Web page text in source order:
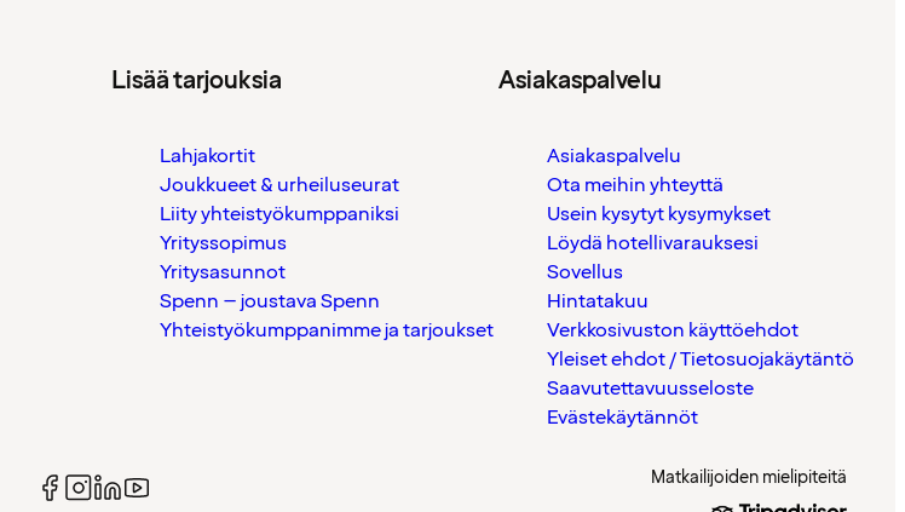
Lisää tarjouksia
Lahjakortit
Joukkueet & urheiluseurat
Liity yhteistyökumppaniksi
Yrityssopimus
Yritysasunnot
Spenn – joustava Spenn
Yhteistyökumppanimme ja tarjoukset
Asiakaspalvelu
Asiakaspalvelu
Ota meihin yhteyttä
Usein kysytyt kysymykset
Löydä hotellivarauksesi
Sovellus
Hintatakuu
Verkkosivuston käyttöehdot
Yleiset ehdot / Tietosuojakäytäntö
Saavutettavuusseloste
Evästekäytännöt
Matkailijoiden mielipiteitä